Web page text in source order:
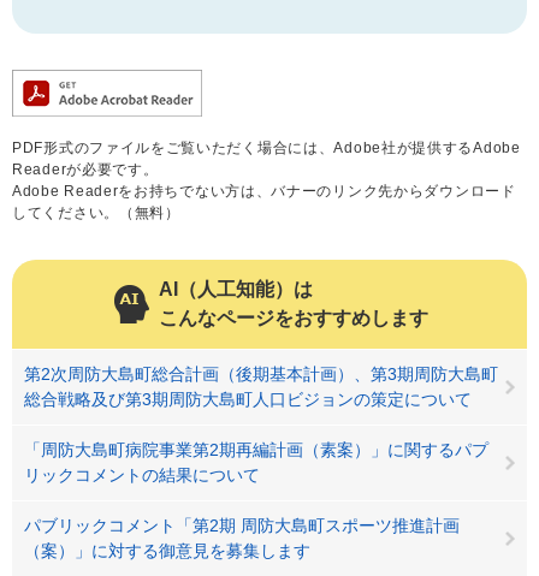
PDF形式のファイルをご覧いただく場合には、Adobe社が提供するAdobe
Readerが必要です。
Adobe Readerをお持ちでない方は、バナーのリンク先からダウンロード
してください。（無料）
AI（人工知能）は
こんなページをおすすめします
第2次周防大島町総合計画（後期基本計画）、第3期周防大島町
総合戦略及び第3期周防大島町人口ビジョンの策定について
「周防大島町病院事業第2期再編計画（素案）」に関するパプ
リックコメントの結果について
パブリックコメント「第2期 周防大島町スポーツ推進計画
（案）」に対する御意見を募集します